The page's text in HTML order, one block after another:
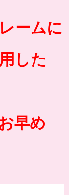
ームに
した
早め